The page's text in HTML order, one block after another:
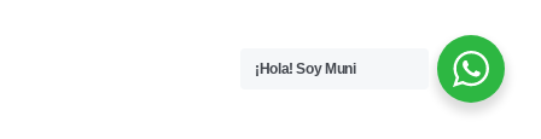
¡Hola! Soy Muni